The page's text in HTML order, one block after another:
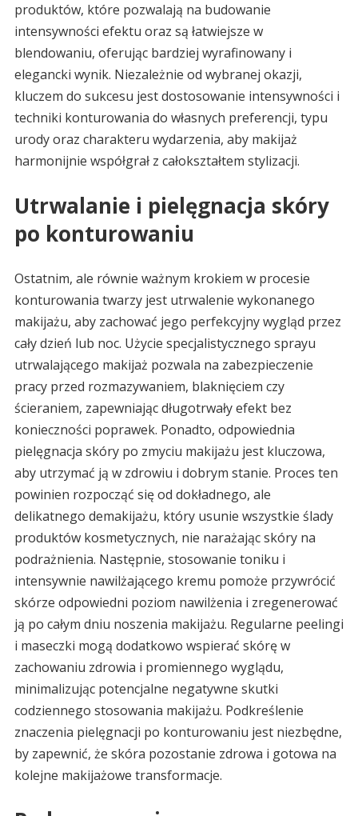
produktów, które pozwalają na budowanie
intensywności efektu oraz są łatwiejsze w
blendowaniu, oferując bardziej wyrafinowany i
elegancki wynik. Niezależnie od wybranej okazji,
kluczem do sukcesu jest dostosowanie intensywności i
techniki konturowania do własnych preferencji, typu
urody oraz charakteru wydarzenia, aby makijaż
harmonijnie współgrał z całokształtem stylizacji.
Utrwalanie i pielęgnacja skóry
po konturowaniu
Ostatnim, ale równie ważnym krokiem w procesie
konturowania twarzy jest utrwalenie wykonanego
makijażu, aby zachować jego perfekcyjny wygląd przez
cały dzień lub noc. Użycie specjalistycznego sprayu
utrwalającego makijaż pozwala na zabezpieczenie
pracy przed rozmazywaniem, blaknięciem czy
ścieraniem, zapewniając długotrwały efekt bez
konieczności poprawek. Ponadto, odpowiednia
pielęgnacja skóry po zmyciu makijażu jest kluczowa,
aby utrzymać ją w zdrowiu i dobrym stanie. Proces ten
powinien rozpocząć się od dokładnego, ale
delikatnego demakijażu, który usunie wszystkie ślady
produktów kosmetycznych, nie narażając skóry na
podrażnienia. Następnie, stosowanie toniku i
intensywnie nawilżającego kremu pomoże przywrócić
skórze odpowiedni poziom nawilżenia i zregenerować
ją po całym dniu noszenia makijażu. Regularne peelingi
i maseczki mogą dodatkowo wspierać skórę w
zachowaniu zdrowia i promiennego wyglądu,
minimalizując potencjalne negatywne skutki
codziennego stosowania makijażu. Podkreślenie
znaczenia pielęgnacji po konturowaniu jest niezbędne,
by zapewnić, że skóra pozostanie zdrowa i gotowa na
kolejne makijażowe transformacje.